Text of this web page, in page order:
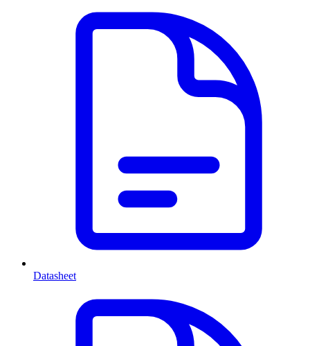
Datasheet